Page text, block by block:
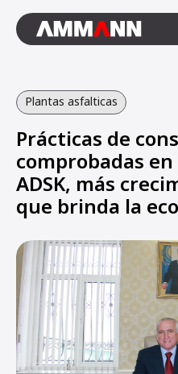
Plantas asfalticas
Prácticas de
comprobadas
ADSK, más
que brinda la